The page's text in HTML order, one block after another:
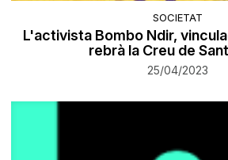
SOCIETAT
L'activista Bombo Ndir,
rebrà la Creu de
25/04/2023